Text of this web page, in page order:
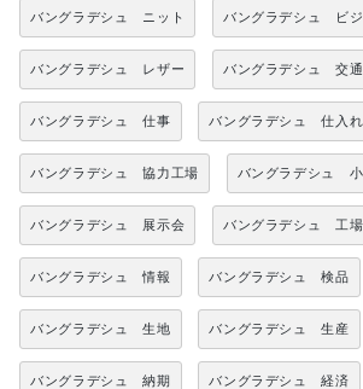
バングラデシュ ニット バングラデシュ ビジ
バングラデシュ レザー バングラデシュ 交
バングラデシュ 仕事 バングラデシュ 仕入れ
バングラデシュ 協力工場 バングラデシュ 小
バングラデシュ 展示会 バングラデシュ 工場
バングラデシュ 情報 バングラデシュ 検品
バングラデシュ 生地 バングラデシュ 生産
バングラデシュ 納期 バングラデシュ 経済